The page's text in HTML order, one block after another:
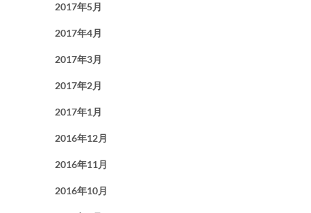
2017年5月
2017年4月
2017年3月
2017年2月
2017年1月
2016年12月
2016年11月
2016年10月